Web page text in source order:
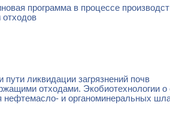
программа в процессе
отходов
ликвидации загрязнений почв
отходами. Экобиотехнологии о
нефтемасло- и органоминеральных